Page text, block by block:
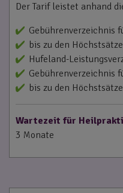
Der Tarif leistet anhand
Gebührenverzeichnis
bis zu den
Hufeland-
Gebührenverzeichnis
bis zu den
Wartezeit für
3 Monate